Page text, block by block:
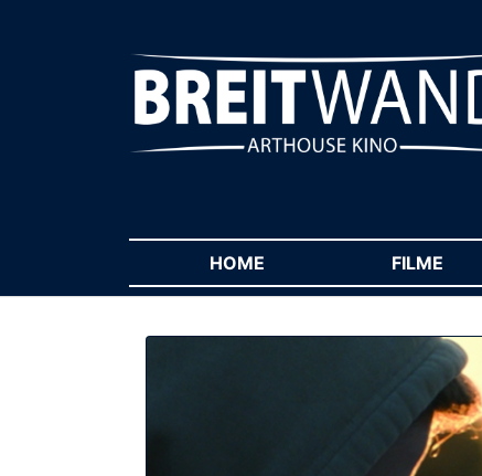
HOME FILME